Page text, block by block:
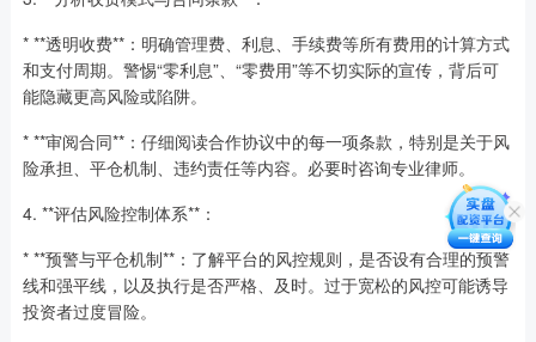
* **透明收费**：明确管理费、利息、手续费等所有费用的计算方式
和支付周期。警惕“零利息”、“零费用”等不切实际的宣传，背后可
能隐藏更高风险或陷阱。
* **审阅合同**：仔细阅读合作协议中的每一项条款，特别是关于风
险承担、平仓机制、违约责任等内容。必要时咨询专业律师。
4. **评估风险控制体系**：
* **预警与平仓机制**：了解平台的风控规则，是否设有合理的预警
线和强平线，以及执行是否严格、及时。过于宽松的风控可能诱导
投资者过度冒险。